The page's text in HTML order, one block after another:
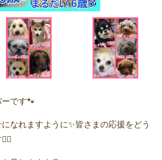
です🐾
なれますように✨皆さまの応援をどう